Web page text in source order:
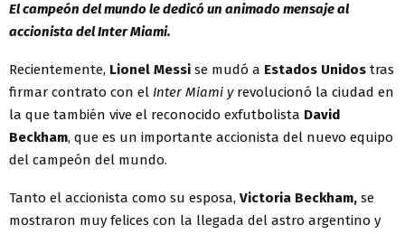
El campeón del mundo le dedicó un animado mensaje al
accionista del Inter Miami.
Recientemente, Lionel Messi se mudó a Estados Unidos tras
firmar contrato con el Inter Miami y revolucionó la ciudad en
la que también vive el reconocido exfutbolista David
Beckham, que es un importante accionista del nuevo equipo
del campeón del mundo.
Tanto el accionista como su esposa, Victoria Beckham, se
mostraron muy felices con la llegada del astro argentino y